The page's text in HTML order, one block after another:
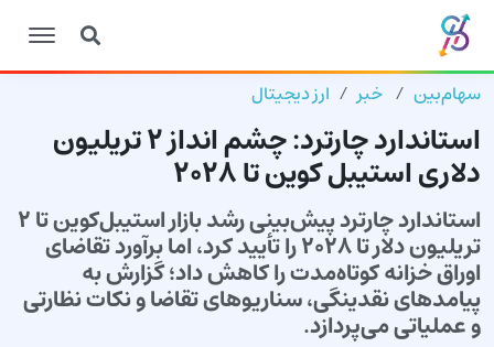
سهام‌بین خبر ارز دیجیتال
استاندارد چارترد: چشم انداز ۲ تریلیون
دلاری استیبل کوین تا ۲۰۲۸
استاندارد چارترد پیش‌بینی رشد بازار استیبل‌کوین تا ۲
تریلیون دلار تا ۲۰۲۸ را تأیید کرد، اما برآورد تقاضای
اوراق خزانه کوتاه‌مدت را کاهش داد؛ گزارش به
پیامدهای نقدینگی، سناریوهای تقاضا و نکات نظارتی
و عملیاتی می‌پردازد.